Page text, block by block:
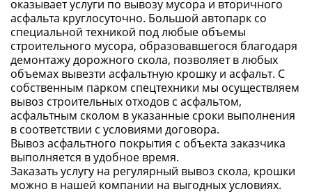
оказывает услуги по вывозу мусора и вторичного
асфальта круглосуточно. Большой автопарк со
специальной техникой под любые объемы
строительного мусора, образовавшегося благодаря
демонтажу дорожного скола, позволяет в любых
объемах вывезти асфальтную крошку и асфальт. С
собственным парком спецтехники мы осуществляем
вывоз строительных отходов с асфальтом,
асфальтным сколом в указанные сроки выполнения
в соответствии с условиями договора.
Вывоз асфальтного покрытия с объекта заказчика
выполняется в удобное время.
Заказать услугу на регулярный вывоз скола, крошки
можно в нашей компании на выгодных условиях.